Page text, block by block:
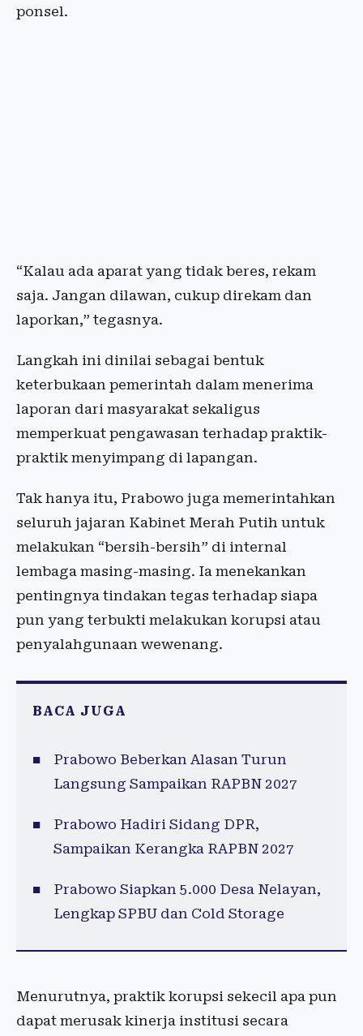
ponsel.
“Kalau ada aparat yang tidak beres, rekam
saja. Jangan dilawan, cukup direkam dan
laporkan,” tegasnya.
Langkah ini dinilai sebagai bentuk
keterbukaan pemerintah dalam menerima
laporan dari masyarakat sekaligus
memperkuat pengawasan terhadap praktik-
praktik menyimpang di lapangan.
Tak hanya itu, Prabowo juga memerintahkan
seluruh jajaran Kabinet Merah Putih untuk
melakukan “bersih-bersih” di internal
lembaga masing-masing. Ia menekankan
pentingnya tindakan tegas terhadap siapa
pun yang terbukti melakukan korupsi atau
penyalahgunaan wewenang.
BACA JUGA
Prabowo Beberkan Alasan Turun
Langsung Sampaikan RAPBN 2027
Prabowo Hadiri Sidang DPR,
Sampaikan Kerangka RAPBN 2027
Prabowo Siapkan 5.000 Desa Nelayan,
Lengkap SPBU dan Cold Storage
Menurutnya, praktik korupsi sekecil apa pun
dapat merusak kinerja institusi secara